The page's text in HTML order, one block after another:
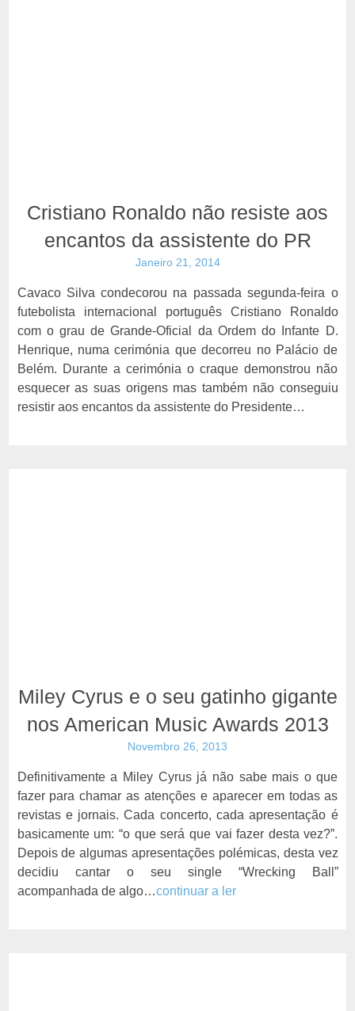
Cristiano Ronaldo não resiste aos
encantos da assistente do PR
Janeiro 21, 2014
Cavaco Silva condecorou na passada segunda-feira o
futebolista internacional português Cristiano Ronaldo
com o grau de Grande-Oficial da Ordem do Infante D.
Henrique, numa cerimónia que decorreu no Palácio de
Belém. Durante a cerimónia o craque demonstrou não
esquecer as suas origens mas também não conseguiu
resistir aos encantos da assistente do Presidente…
Miley Cyrus e o seu gatinho gigante
nos American Music Awards 2013
Novembro 26, 2013
Definitivamente a Miley Cyrus já não sabe mais o que
fazer para chamar as atenções e aparecer em todas as
revistas e jornais. Cada concerto, cada apresentação é
basicamente um: “o que será que vai fazer desta vez?”.
Depois de algumas apresentações polémicas, desta vez
decidiu cantar o seu single “Wrecking Ball”
acompanhada de algo…continuar a ler